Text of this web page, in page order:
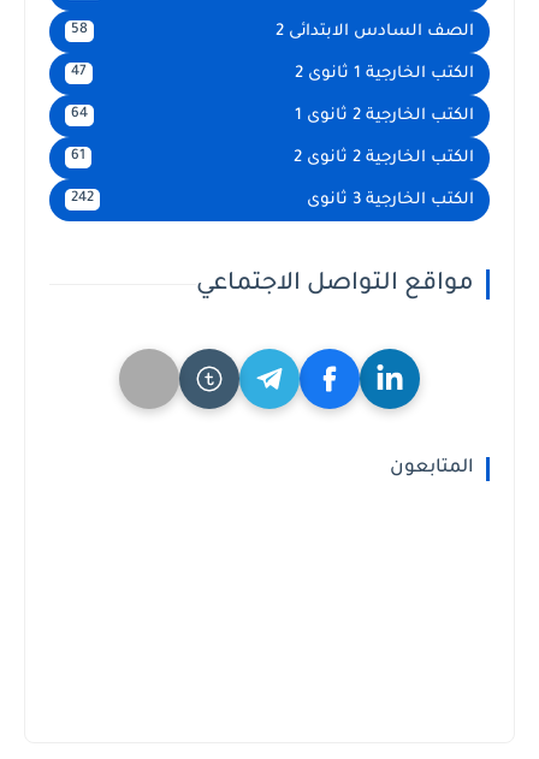
الصف السادس الابتدائى 2 58
الكتب الخارجية 1 ثانوى 2 47
الكتب الخارجية 2 ثانوى 1 64
الكتب الخارجية 2 ثانوى 2 61
الكتب الخارجية 3 ثانوى 242
مواقع التواصل الاجتماعي
المتابعون